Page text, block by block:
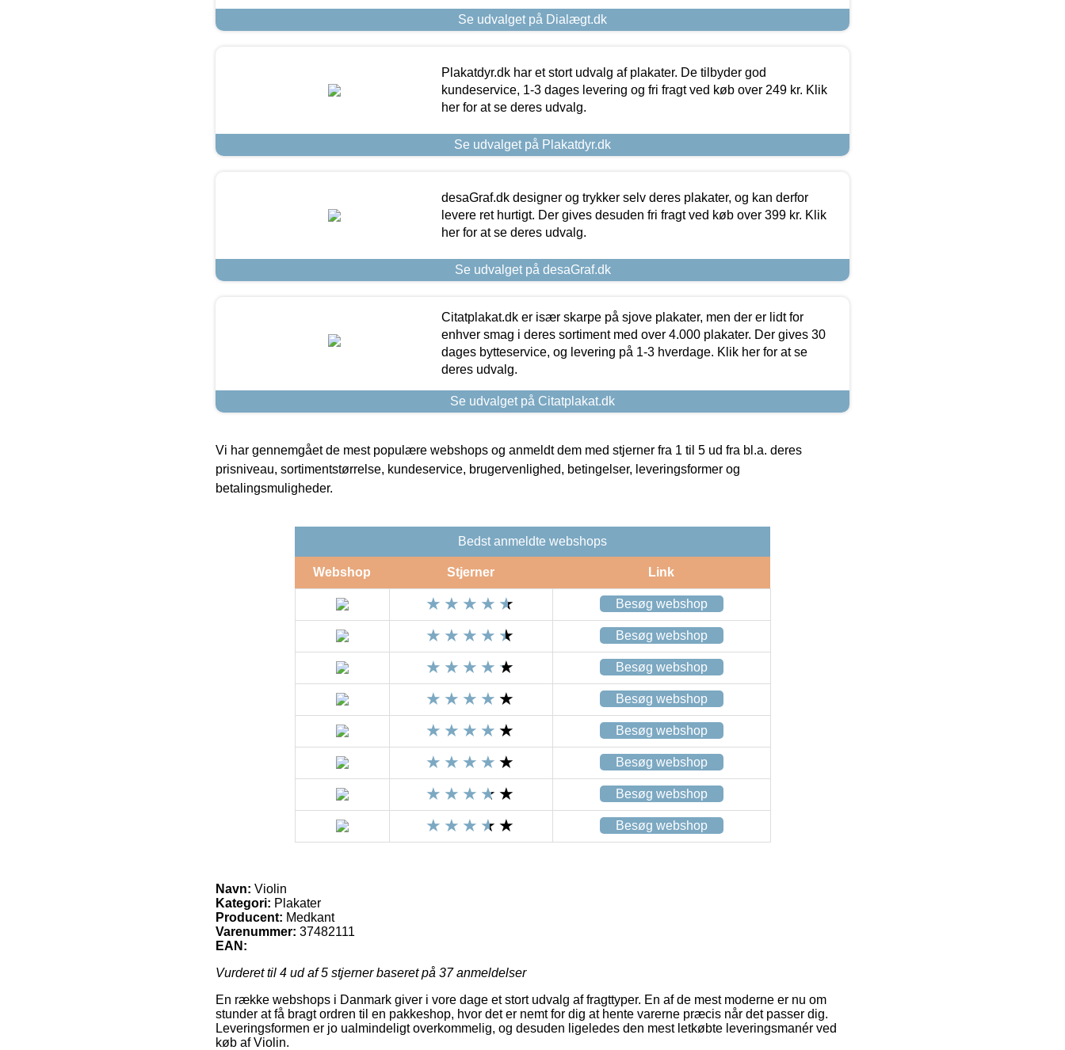
Se udvalget på Dialægt.dk
Plakatdyr.dk har et stort udvalg af plakater. De tilbyder god
kundeservice, 1-3 dages levering og fri fragt ved køb over 249 kr. Klik
her for at se deres udvalg.
Se udvalget på Plakatdyr.dk
desaGraf.dk designer og trykker selv deres plakater, og kan derfor
levere ret hurtigt. Der gives desuden fri fragt ved køb over 399 kr. Klik
her for at se deres udvalg.
Se udvalget på desaGraf.dk
Citatplakat.dk er især skarpe på sjove plakater, men der er lidt for
enhver smag i deres sortiment med over 4.000 plakater. Der gives 30
dages bytteservice, og levering på 1-3 hverdage. Klik her for at se
deres udvalg.
Se udvalget på Citatplakat.dk
Vi har gennemgået de mest populære webshops og anmeldt dem med stjerner fra 1 til 5 ud fra bl.a. deres
prisniveau, sortimentstørrelse, kundeservice, brugervenlighed, betingelser, leveringsformer og
betalingsmuligheder.
Bedst anmeldte webshops
Webshop Stjerner Link
Besøg webshop
Besøg webshop
Besøg webshop
Besøg webshop
Besøg webshop
Besøg webshop
Besøg webshop
Besøg webshop
Navn: Violin
Kategori: Plakater
Producent: Medkant
Varenummer: 37482111
EAN:
Vurderet til 4 ud af 5 stjerner baseret på 37anmeldelser
En række webshops i Danmark giver i vore dage et stort udvalg af fragttyper. En af de mest moderne er nu om
stunder at få bragt ordren til en pakkeshop, hvor det er nemt for dig at hente varerne præcis når det passer dig.
Leveringsformen er jo ualmindeligt overkommelig, og desuden ligeledes den mest letkøbte leveringsmanér ved
køb af Violin.